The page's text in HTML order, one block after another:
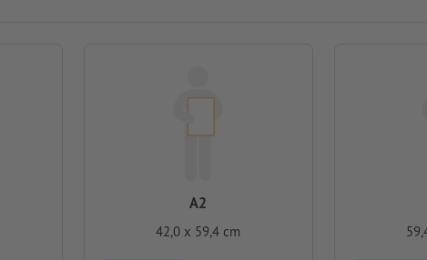
A2
42,0 x 59,4 cm